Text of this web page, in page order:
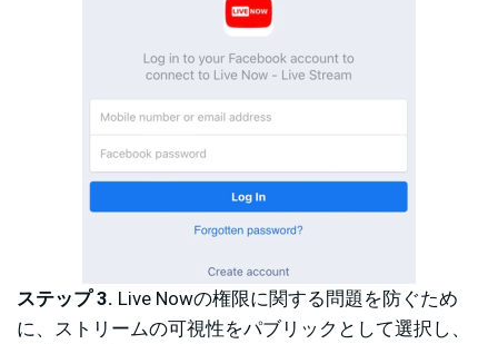
ステップ 3. Live Nowの権限に関する問題を防ぐため
に、ストリームの可視性をパブリックとして選択し、